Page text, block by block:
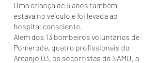
Uma criança de 5 anos também
estava no veículo e foi levada ao
hospital consciente.
Além dos 13 bombeiros voluntários de
Pomerode, quatro profissionais do
Arcanjo 03, os socorristas do SAMU, a